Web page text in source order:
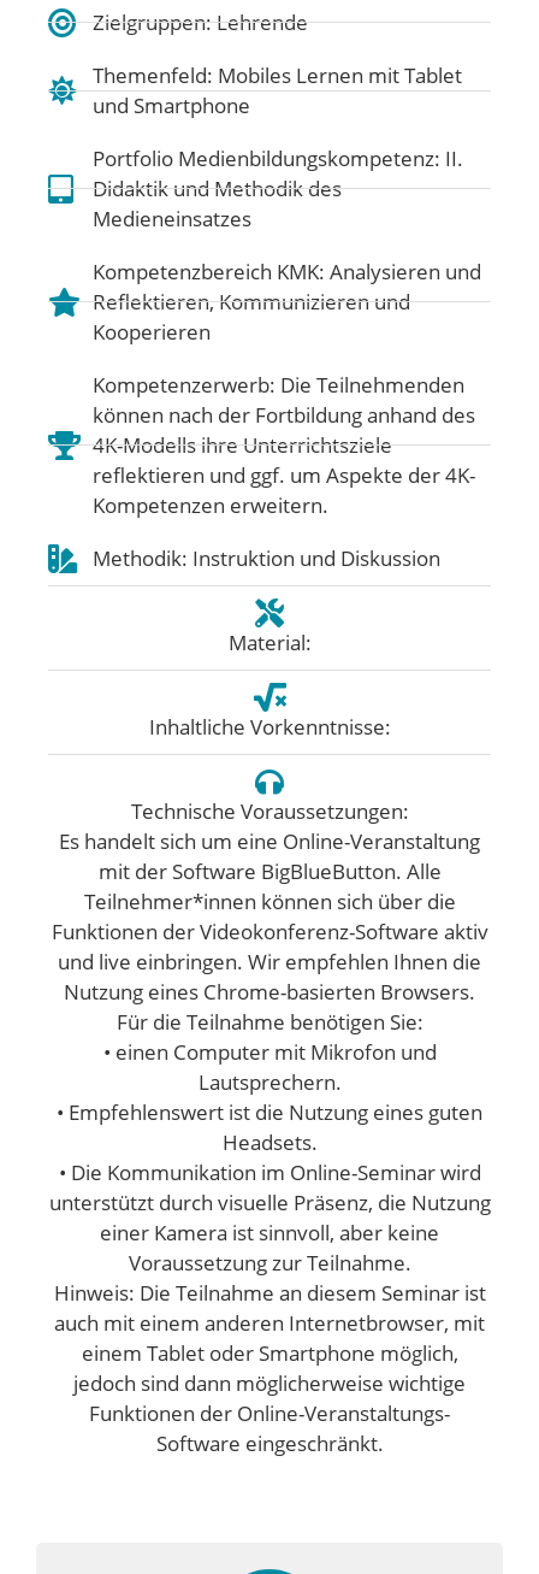
Zielgruppen: Lehrende
Themenfeld: Mobiles Lernen mit Tablet
und Smartphone
Portfolio Medienbildungskompetenz: II.
Didaktik und Methodik des
Medieneinsatzes
Kompetenzbereich KMK: Analysieren und
Reflektieren,Kommunizieren und
Kooperieren
Kompetenzerwerb: Die Teilnehmenden
können nach der Fortbildung anhand des
4K-Modells ihre Unterrichtsziele
reflektieren und ggf. um Aspekte der 4K-
Kompetenzen erweitern.
Methodik: Instruktion und Diskussion
Material:
Inhaltliche Vorkenntnisse:
Technische Voraussetzungen:
Es handelt sich um eine Online-Veranstaltung
mit der Software BigBlueButton. Alle
Teilnehmer*innen können sich über die
Funktionen der Videokonferenz-Software aktiv
und live einbringen. Wir empfehlen Ihnen die
Nutzung eines Chrome-basierten Browsers.
Für die Teilnahme benötigen Sie:
• einen Computer mit Mikrofon und
Lautsprechern.
• Empfehlenswert ist die Nutzung eines guten
Headsets.
• Die Kommunikation im Online-Seminar wird
unterstützt durch visuelle Präsenz, die Nutzung
einer Kamera ist sinnvoll, aber keine
Voraussetzung zur Teilnahme.
Hinweis: Die Teilnahme an diesem Seminar ist
auch mit einem anderen Internetbrowser, mit
einem Tablet oder Smartphone möglich,
jedoch sind dann möglicherweise wichtige
Funktionen der Online-Veranstaltungs-
Software eingeschränkt.